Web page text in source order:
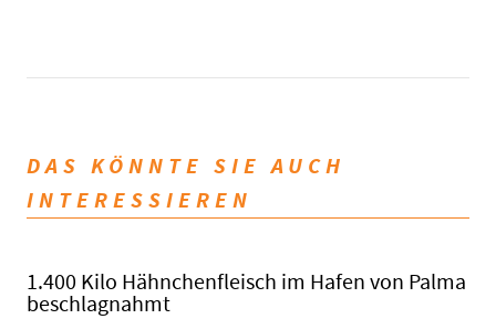
DAS KÖNNTE SIE AUCH
INTERESSIEREN
1.400 Kilo Hähnchenfleisch im Hafen von Palma
beschlagnahmt